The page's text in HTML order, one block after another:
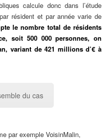
calcule donc dans l’étude
résident et par année varie de
le nombre total de résidents
soit 500 000 personnes, on
variant de 421 millions d’€ à
du cas
par exemple VoisinMalin,